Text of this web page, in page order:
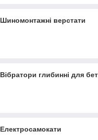
Шиномонтажні верстати
Вібратори глибинні для
Електросамокати